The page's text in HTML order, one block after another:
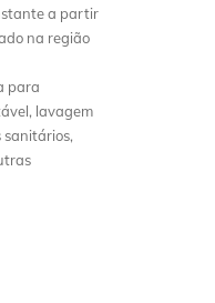
a partir
na região
para
lavagem
sanitários,